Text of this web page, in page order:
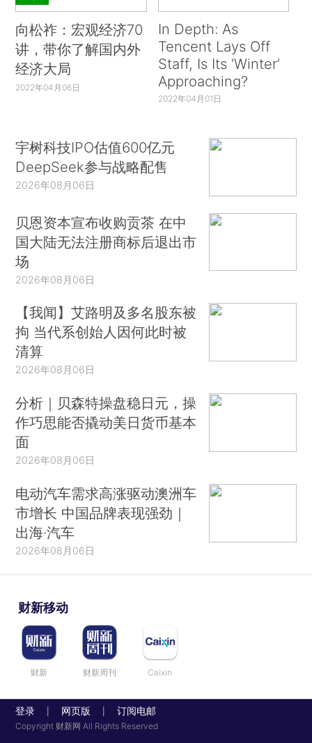
向松祚：宏观经济70
讲，带你了解国内外
经济大局
2022年04月06日
In Depth: As
Tencent Lays Off
Staff, Is Its ‘Winter’
Approaching?
2022年04月01日
宇树科技IPO估值600亿元
DeepSeek参与战略配售
2026年08月06日
贝恩资本宣布收购贡茶 在中
国大陆无法注册商标后退出市
场
2026年08月06日
【我闻】艾路明及多名股东被
拘 当代系创始人因何此时被
清算
2026年08月06日
分析｜贝森特操盘稳日元，操
作巧思能否撬动美日货币基本
面
2026年08月06日
电动汽车需求高涨驱动澳洲车
市增长 中国品牌表现强劲｜
出海·汽车
2026年08月06日
财新移动
财新 财新周刊 Caixin
登录 网页版 订阅电邮
Copyright 财新网 All Rights Reserved